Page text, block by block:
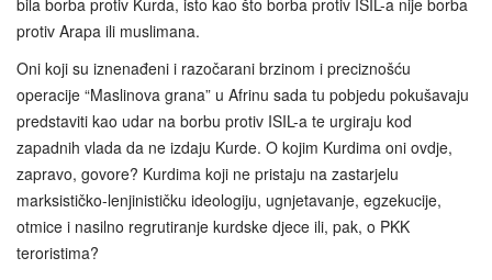
bila borba protiv Kurda, isto kao što borba protiv ISIL-a nije borba
protiv Arapa ili muslimana.
Oni koji su iznenađeni i razočarani brzinom i preciznošću
operacije “Maslinova grana” u Afrinu sada tu pobjedu pokušavaju
predstaviti kao udar na borbu protiv ISIL-a te urgiraju kod
zapadnih vlada da ne izdaju Kurde. O kojim Kurdima oni ovdje,
zapravo, govore? Kurdima koji ne pristaju na zastarjelu
marksističko-lenjinističku ideologiju, ugnjetavanje, egzekucije,
otmice i nasilno regrutiranje kurdske djece ili, pak, o PKK
teroristima?